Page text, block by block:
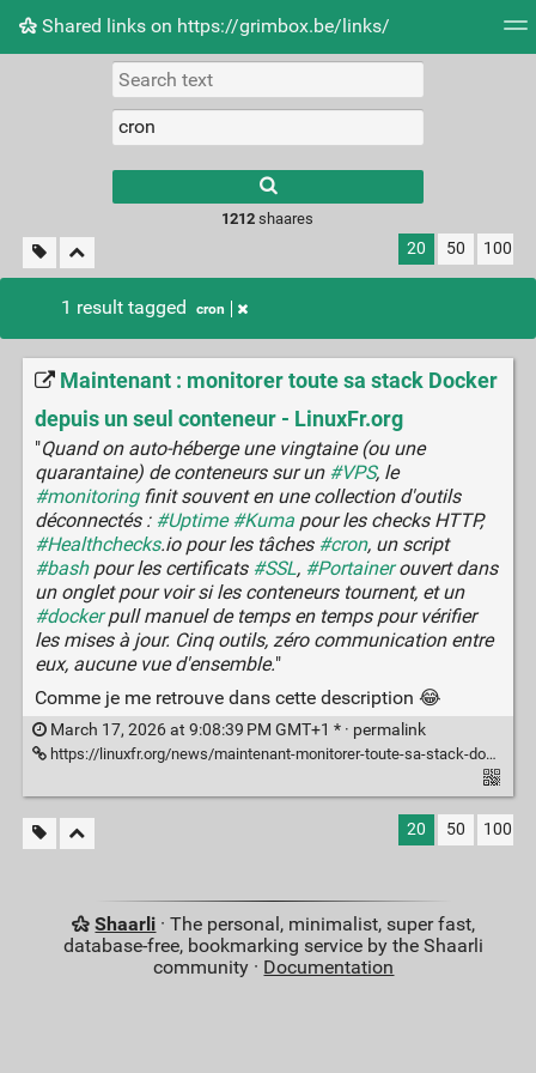
Shared links on https://grimbox.be/links/
Picture wall
1212 shaares
20 50 100
1 result tagged cron
Maintenant : monitorer toute sa stack Docker
depuis un seul conteneur - LinuxFr.org
"Quand on auto-héberge une vingtaine (ou une
quarantaine) de conteneurs sur un #VPS, le
#monitoringfinit souvent en une collection d'outils
déconnectés : #Uptime #Kumapour les checks HTTP,
#Healthchecks.io pour les tâches #cron, un script
#bashpour les certificats #SSL, #Portainerouvert dans
un onglet pour voir si les conteneurs tournent, et un
#dockerpull manuel de temps en temps pour vérifier
les mises à jour. Cinq outils, zéro communication entre
eux, aucune vue d'ensemble."
Comme je me retrouve dans cette description 😂
March 17, 2026 at 9:08:39 PM GMT+1 * · permalink
https://linuxfr.org/news/maintenant-monitorer-toute-sa-stack-docker-depuis-un-seul-conteneur
20 50 100
Shaarli · The personal, minimalist, super fast,
database-free, bookmarking service by the Shaarli
community · Documentation